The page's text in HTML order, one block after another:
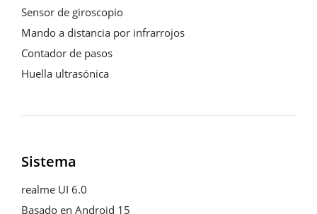
Sensor de giroscopio
Mando a distancia por infrarrojos
Contador de pasos
Huella ultrasónica
Sistema
realme UI 6.0
Basado en Android 15